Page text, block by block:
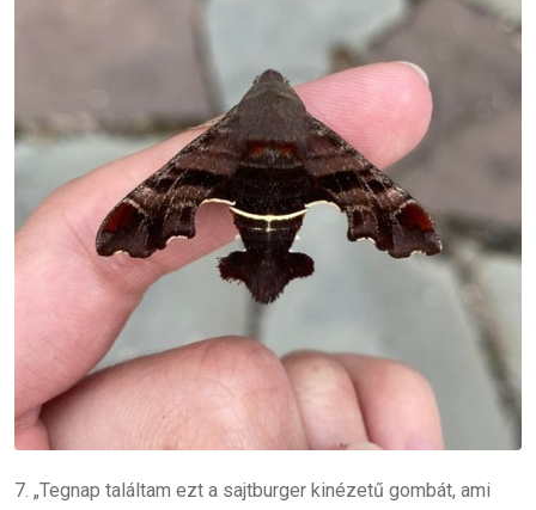
7. „Tegnap találtam ezt a sajtburger kinézetű gombát, ami